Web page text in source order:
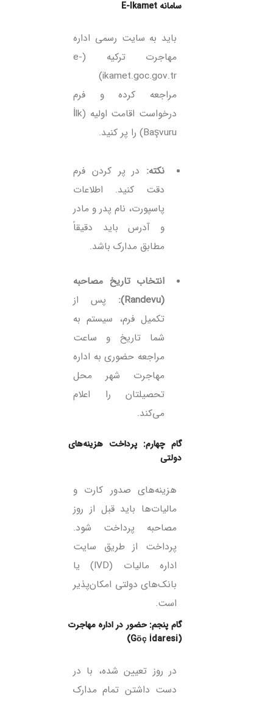
سامانه E-Ikamet
باید به سایت رسمی اداره
مهاجرت ترکیه (e-
ikamet.goc.gov.tr)
مراجعه کرده و فرم
درخواست اقامت اولیه (İlk
Başvuru) را پر کنید.
نکته: در پر کردن فرم
دقت کنید. اطلاعات
پاسپورت، نام پدر و مادر
و آدرس باید دقیقاً
مطابق مدارک باشد.
انتخاب تاریخ مصاحبه
(Randevu):
پس از
تکمیل فرم، سیستم به
شما تاریخ و ساعت
مراجعه حضوری به اداره
مهاجرت شهر محل
تحصیلتان را اعلام
می‌کند.
گام چهارم: پرداخت هزینه‌های
دولتی
هزینه‌های صدور کارت و
مالیات‌ها باید قبل از روز
مصاحبه پرداخت شود.
پرداخت از طریق سایت
اداره مالیات (IVD) یا
بانک‌های دولتی امکان‌پذیر
است.
گام پنجم: حضور در اداره مهاجرت
(Göç İdaresi)
در روز تعیین شده، با در
دست داشتن تمام مدارک